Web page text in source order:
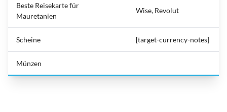
Beste Reisekarte für
Mauretanien
Wise, Revolut
Scheine [target-currency-notes]
Münzen